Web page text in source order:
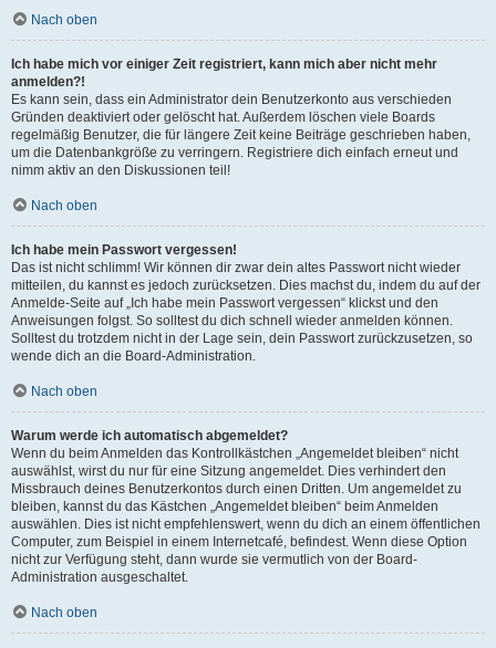
Nach oben
Ich habe mich vor einiger Zeit registriert, kann mich aber nicht mehr
anmelden?!
Es kann sein, dass ein Administrator dein Benutzerkonto aus verschieden
Gründen deaktiviert oder gelöscht hat. Außerdem löschen viele Boards
regelmäßig Benutzer, die für längere Zeit keine Beiträge geschrieben haben,
um die Datenbankgröße zu verringern. Registriere dich einfach erneut und
nimm aktiv an den Diskussionen teil!
Nach oben
Ich habe mein Passwort vergessen!
Das ist nicht schlimm! Wir können dir zwar dein altes Passwort nicht wieder
mitteilen, du kannst es jedoch zurücksetzen. Dies machst du, indem du auf der
Anmelde-Seite auf „Ich habe mein Passwort vergessen“ klickst und den
Anweisungen folgst. So solltest du dich schnell wieder anmelden können.
Solltest du trotzdem nicht in der Lage sein, dein Passwort zurückzusetzen, so
wende dich an die Board-Administration.
Nach oben
Warum werde ich automatisch abgemeldet?
Wenn du beim Anmelden das Kontrollkästchen „Angemeldet bleiben“ nicht
auswählst, wirst du nur für eine Sitzung angemeldet. Dies verhindert den
Missbrauch deines Benutzerkontos durch einen Dritten. Um angemeldet zu
bleiben, kannst du das Kästchen „Angemeldet bleiben“ beim Anmelden
auswählen. Dies ist nicht empfehlenswert, wenn du dich an einem öffentlichen
Computer, zum Beispiel in einem Internetcafé, befindest. Wenn diese Option
nicht zur Verfügung steht, dann wurde sie vermutlich von der Board-
Administration ausgeschaltet.
Nach oben